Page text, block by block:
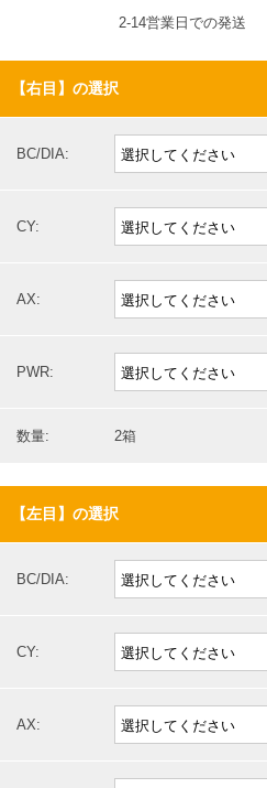
2-14営業日での発送
【右目】の選択
BC/DIA:
CY:
AX:
PWR:
数量: 2箱
【左目】の選択
BC/DIA:
CY:
AX: